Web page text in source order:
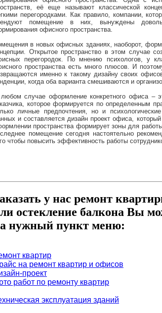
её еще называют классической
перегородками. Как правило, компании,
помещение в них, вынуждены
офисного пространства.
в новых офисных зданиях, наоборот,
Открытое пространство в этом случае
перегородок. По мнению психологов, у
пространства есть много плюсов. И
именно к такому дизайну своих
когда оба варианта смешиваются и
случае оформление конкретного офиса –
которое формируется по определенным
личные предпочтения, но и
и составляется дизайн проект офиса,
пространства формирует зоны для
помещение сегодня настоятельно
чтобы повысить эффективность работы
у нас ремонт
остекление балкона Вы
нужный пункт меню:
квартир
на ремонт квартир и офисов
проект
работ по ремонту квартир
эксплуатация зданий